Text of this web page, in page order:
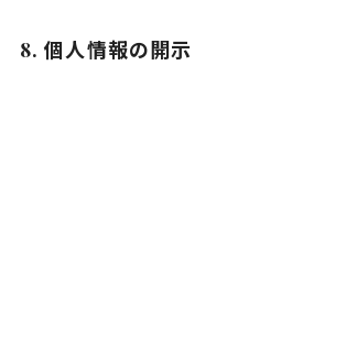
8. 個人情報の開示